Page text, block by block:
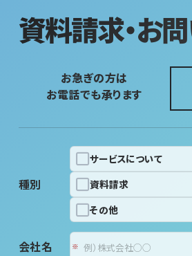
資料請求・お
お急ぎの方は
お電話でも承ります
種別
サービスについて
資料請求
その他
会社名